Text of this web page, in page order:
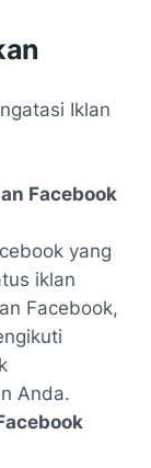
Iklan
Facebook
yang
iklan
Facebook,
Anda.